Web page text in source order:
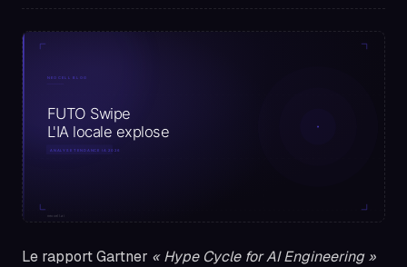
Le rapport Gartner « Hype Cycle for AI Engineering »